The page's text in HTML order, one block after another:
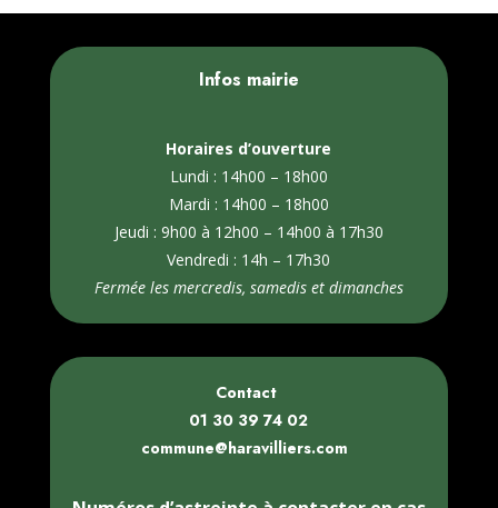
Infos mairie
Horaires d’ouverture
Lundi : 14h00 – 18h00
Mardi : 14h00 – 18h00
Jeudi : 9h00 à 12h00 – 14h00 à 17h30
Vendredi : 14h – 17h30
Fermée les mercredis, samedis et dimanches
Contact
01 30 39 74 02
commune@haravilliers.com